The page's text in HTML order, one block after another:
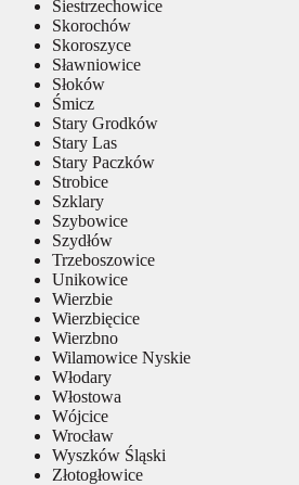
Siestrzechowice
Skorochów
Skoroszyce
Sławniowice
Słoków
Śmicz
Stary Grodków
Stary Las
Stary Paczków
Strobice
Szklary
Szybowice
Szydłów
Trzeboszowice
Unikowice
Wierzbie
Wierzbięcice
Wierzbno
Wilamowice Nyskie
Włodary
Włostowa
Wójcice
Wrocław
Wyszków Śląski
Złotogłowice